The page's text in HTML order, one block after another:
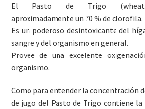
El Pasto de Trigo
aproximadamente un 70 % de clorofila.
Es un poderoso desintoxicante del
sangre y del organismo en general.
Provee de una excelente
organismo.
Como para entender la concentración
de jugo del Pasto de Trigo contiene la